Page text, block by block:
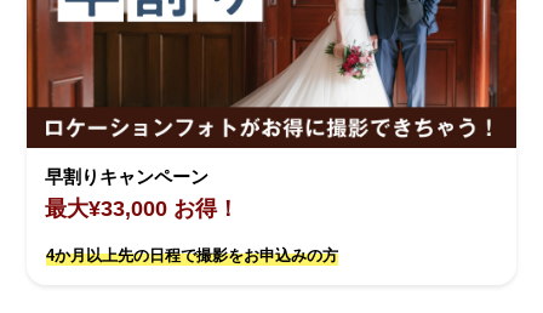
早割りキャンペーン
最大¥33,000 お得！
4か月以上先の日程で撮影をお申込みの方